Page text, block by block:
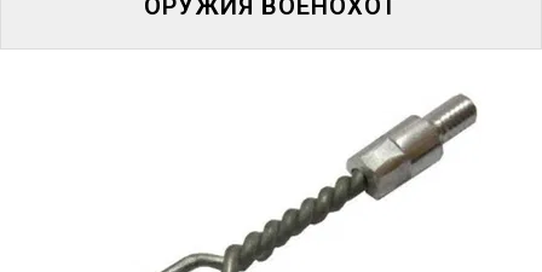
И
ОРУЖИЯ ВОЕНОХОТ